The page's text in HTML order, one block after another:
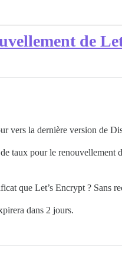
de
vers la dernière version de
taux pour le
que Let’s Encrypt ? Sans
dans 2 jours.